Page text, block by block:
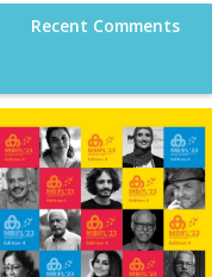
Recent Comments